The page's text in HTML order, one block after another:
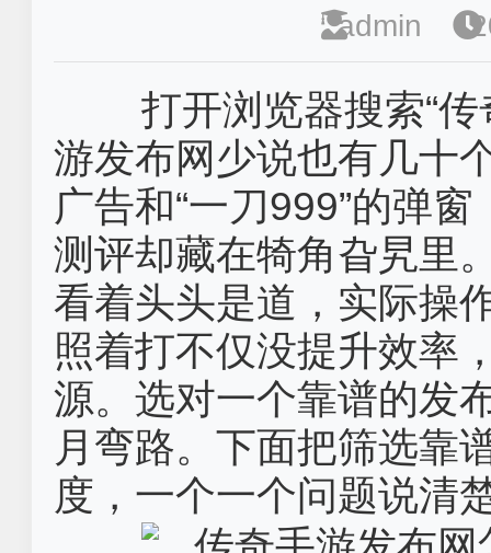
admin
打开浏览器搜索“
游发布网‌少说也有几十
广告和“一刀999”的弹
测评却藏在犄角旮旯里
看着头头是道，实际操
照着打不仅没提升效率
源。选对一个靠谱的发
月弯路。下面把筛选靠
度，一个一个问题说清